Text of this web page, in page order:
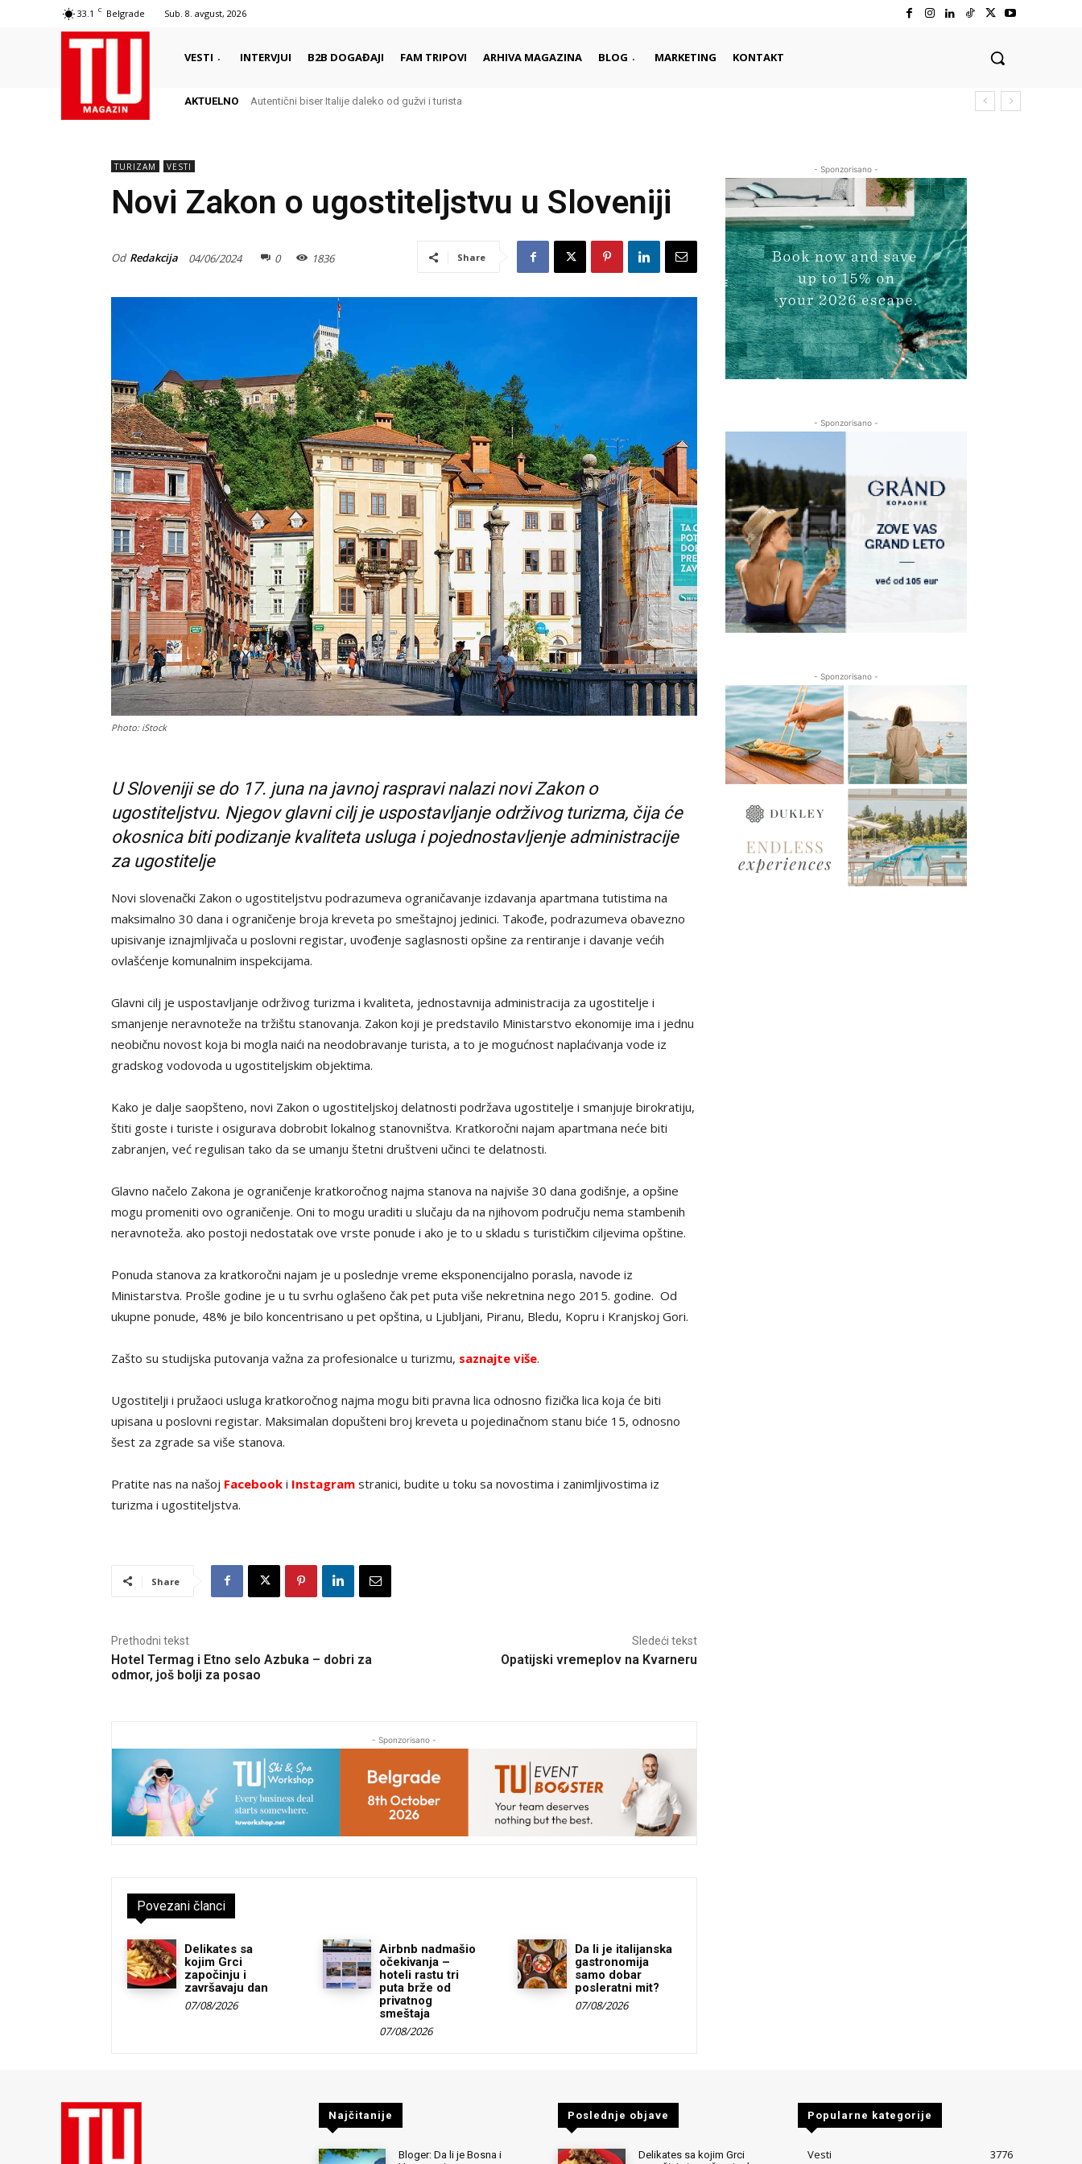
33.1 C Belgrade Sub. 8. avgust, 2026
VESTI INTERVJUI B2B DOGAĐAJI FAM TRIPOVI ARHIVA MAGAZINA BLOG MARKETING KONTAKT
AKTUELNO Autentični biser Italije daleko od gužvi i turista
TURIZAM VESTI
Novi Zakon o ugostiteljstvu u Sloveniji
Od Redakcija 04/06/2024 0 1836 Share
Photo: iStock
U Sloveniji se do 17. juna na javnoj raspravi nalazi novi Zakon o
ugostiteljstvu. Njegov glavni cilj je uspostavljanje održivog turizma, čija će
okosnica biti podizanje kvaliteta usluga i pojednostavljenje administracije
za ugostitelje
Novi slovenački Zakon o ugostiteljstvu podrazumeva ograničavanje izdavanja apartmana tutistima na
maksimalno 30 dana i ograničenje broja kreveta po smeštajnoj jedinici. Takođe, podrazumeva obavezno
upisivanje iznajmljivača u poslovni registar, uvođenje saglasnosti opšine za rentiranje i davanje većih
ovlašćenje komunalnim inspekcijama.
Glavni cilj je uspostavljanje održivog turizma i kvaliteta, jednostavnija administracija za ugostitelje i
smanjenje neravnoteže na tržištu stanovanja. Zakon koji je predstavilo Ministarstvo ekonomije ima i jednu
neobičnu novost koja bi mogla naići na neodobravanje turista, a to je mogućnost naplaćivanja vode iz
gradskog vodovoda u ugostiteljskim objektima.
Kako je dalje saopšteno, novi Zakon o ugostiteljskoj delatnosti podržava ugostitelje i smanjuje birokratiju,
štiti goste i turiste i osigurava dobrobit lokalnog stanovništva. Kratkoročni najam apartmana neće biti
zabranjen, već regulisan tako da se umanju štetni društveni učinci te delatnosti.
Glavno načelo Zakona je ograničenje kratkoročnog najma stanova na najviše 30 dana godišnje, a opšine
mogu promeniti ovo ograničenje. Oni to mogu uraditi u slučaju da na njihovom području nema stambenih
neravnoteža. ako postoji nedostatak ove vrste ponude i ako je to u skladu s turističkim ciljevima opštine.
Ponuda stanova za kratkoročni najam je u poslednje vreme eksponencijalno porasla, navode iz
Ministarstva. Prošle godine je u tu svrhu oglašeno čak pet puta više nekretnina nego 2015. godine. Od
ukupne ponude, 48% je bilo koncentrisano u pet opština, u Ljubljani, Piranu, Bledu, Kopru i Kranjskoj Gori.
Zašto su studijska putovanja važna za profesionalce u turizmu, saznajte više.
Ugostitelji i pružaoci usluga kratkoročnog najma mogu biti pravna lica odnosno fizička lica koja će biti
upisana u poslovni registar. Maksimalan dopušteni broj kreveta u pojedinačnom stanu biće 15, odnosno
šest za zgrade sa više stanova.
Pratite nas na našoj Facebook i Instagram stranici, budite u toku sa novostima i zanimljivostima iz
turizma i ugostiteljstva.
Share
Prethodni tekst
Hotel Termag i Etno selo Azbuka – dobri za
odmor, još bolji za posao
Sledeći tekst
Opatijski vremeplov na Kvarneru
- Sponzorisano -
Povezani članci
Delikates sa
kojim Grci
započinju i
završavaju dan
07/08/2026
Airbnb nadmašio
očekivanja –
hoteli rastu tri
puta brže od
privatnog
smeštaja
07/08/2026
Da li je italijanska
gastronomija
samo dobar
posleratni mit?
07/08/2026
- Sponzorisano -
- Sponzorisano -
- Sponzorisano -
Najčitanije
Bloger: Da li je Bosna i
Poslednje objave
Delikates sa kojim Grci
Popularne kategorije
Vesti 3776